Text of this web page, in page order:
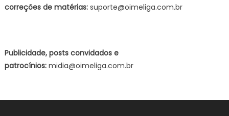
correções de matérias:suporte@oimeliga.com.br
Publicidade, posts convidados e
patrocínios:midia@oimeliga.com.br